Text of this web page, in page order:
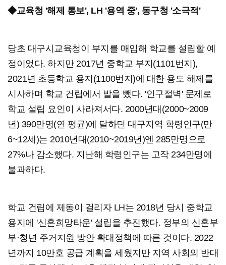
◆교육청 '해제 통보', LH '용역 중', 동구청 '소극적'
당초 대구시교육청이 부지를 매입해 학교를 설립할 예
정이었다. 하지만 2017년 중학교 부지(1101번지),
2021년 초등학교 용지(1100번지)에 대한 용도 해제를
시사하며 학교 건립에서 발을 뺐다. '인구절벽' 문제로
학교 설립 요인이 사라져서다. 2000년대(2000~2009
년) 390만명(연 평균)에 달하던 대구지역 학령인구(만
6~12세)는 2010년대(2010~2019년)엔 285만명으로
27%나 감소했다. 지난해 학령인구는 고작 234만명에
불과하다.
학교 건립에 제동이 걸리자 LH는 2018년 당시 중학교
용지에 '신혼희망타운' 설립을 추진했다. 정부의 신혼부
부·청년 주거지원 방안 확대정책에 따른 것이다. 2022
년까지 10만호 공급 계획을 세웠지만 지역 사회의 반대